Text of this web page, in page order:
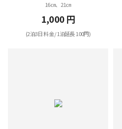
16㎝、21㎝
1,000 円
(2泊3日 料金 / 1泊延長 100円)